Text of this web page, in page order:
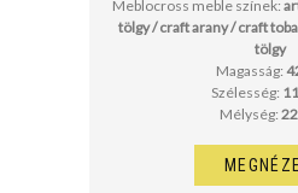
Meblocross meble színek:
tölgy / craft arany / craft
tölgy
Magasság:
Szélesség:
Mélység: